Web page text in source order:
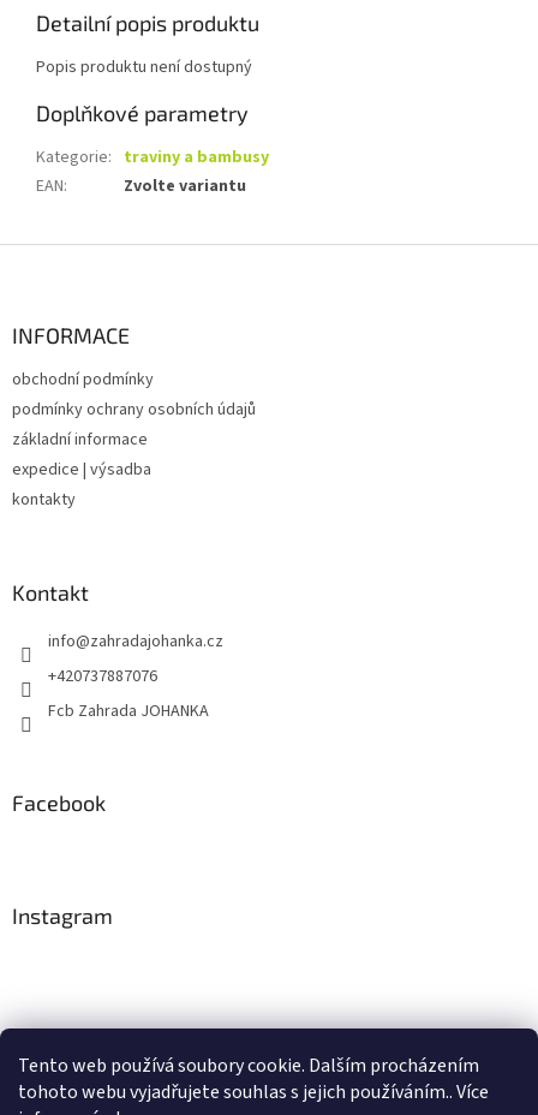
Tento web používá soubory cookie. Dalším procházením
tohoto webu vyjadřujete souhlas s jejich používáním.. Více
Detailní popis produktu
Popis produktu není dostupný
Doplňkové parametry
Kategorie: traviny a bambusy
EAN: Zvolte variantu
INFORMACE
obchodní podmínky
podmínky ochrany osobních údajů
základní informace
expedice | výsadba
kontakty
Kontakt
info@zahradajohanka.cz
+420737887076
Fcb Zahrada JOHANKA
Facebook
Instagram
Sledovat na Instagramu